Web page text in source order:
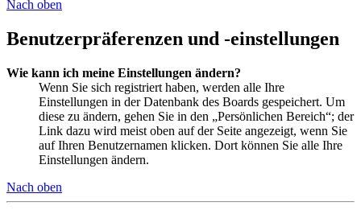
Nach oben
Benutzerpräferenzen und -einstellungen
Wie kann ich meine Einstellungen ändern?
Wenn Sie sich registriert haben, werden alle Ihre
Einstellungen in der Datenbank des Boards gespeichert. Um
diese zu ändern, gehen Sie in den „Persönlichen Bereich“; der
Link dazu wird meist oben auf der Seite angezeigt, wenn Sie
auf Ihren Benutzernamen klicken. Dort können Sie alle Ihre
Einstellungen ändern.
Nach oben